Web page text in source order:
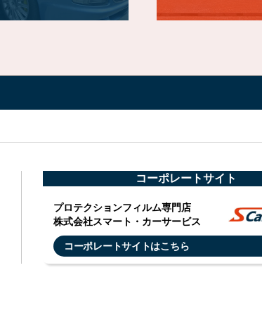
コーポレートサイト
プロテクションフィルム専門店
株式会社スマート・カーサービス
コーポレートサイトはこちら